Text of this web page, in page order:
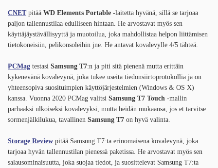
CNETpitää WD Elements Portable -laitetta hyvänä, sillä se tarjoaa
paljon tallennustilaa edulliseen hintaan. He arvostavat myös sen
käyttäjäystävällisyyttä ja muotoilua, joka mahdollistaa helpon liittämisen
tietokoneisiin, pelikonsoleihin jne. He antavat kovalevylle 4/5 tähteä.
PCMag testasi Samsung T7:n ja piti sitä pienenä mutta erittäin
kykenevänä kovalevynä, joka tukee useita tiedonsiirtoprotokollia ja on
yhteensopiva suosituimpien käyttöjärjestelmien (Windows & OS X)
kanssa. Vuonna 2020 PCMag valitsi Samsung T7 Touch -mallin
parhaaksi ulkoiseksi kovalevyksi, mutta heidän mukaansa, jos et tarvitse
sormenjälkilukua, tavallinen Samsung T7 on hyvä valinta.
Storage Review pitää Samsung T7:ta erinomaisena kovalevynä, joka
tarjoaa hyvän tallennustilan pienessä paketissa. He arvostavat myös sen
salausominaisuutta, joka suojaa tiedot, ja suosittelevat Samsung T7:ta